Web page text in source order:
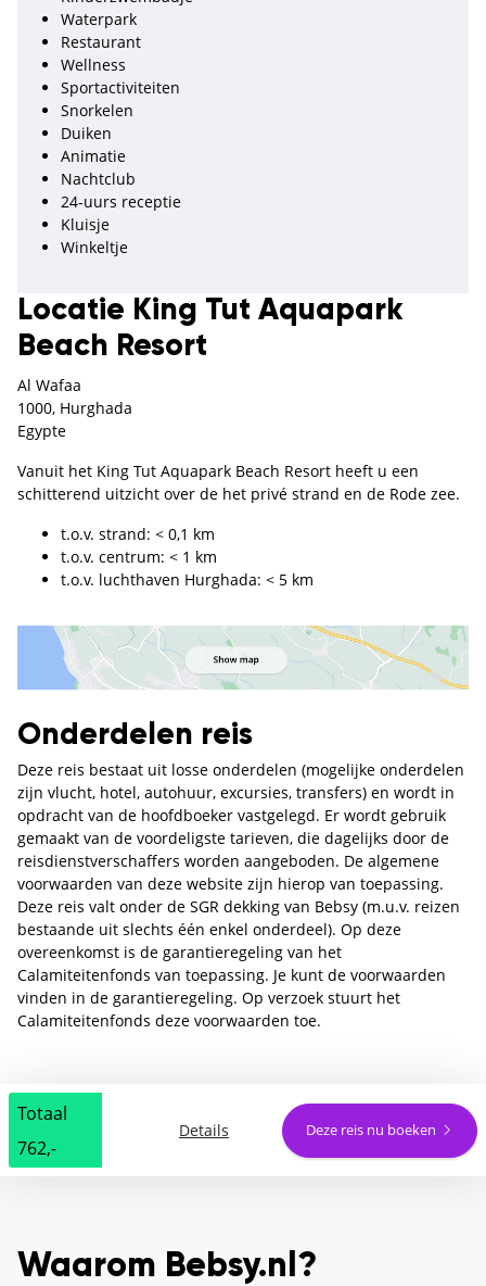
Waterpark
Restaurant
Wellness
Sportactiviteiten
Snorkelen
Duiken
Animatie
Nachtclub
24-uurs receptie
Kluisje
Winkeltje
Locatie King Tut Aquapark
Beach Resort
Al Wafaa
1000, Hurghada
Egypte
Vanuit het King Tut Aquapark Beach Resort heeft u een
schitterend uitzicht over de het privé strand en de Rode zee.
t.o.v. strand: < 0,1 km
t.o.v. centrum: < 1 km
t.o.v. luchthaven Hurghada: < 5 km
Onderdelen reis
Deze reis bestaat uit losse onderdelen (mogelijke onderdelen
zijn vlucht, hotel, autohuur, excursies, transfers) en wordt in
opdracht van de hoofdboeker vastgelegd. Er wordt gebruik
gemaakt van de voordeligste tarieven, die dagelijks door de
reisdienstverschaffers worden aangeboden. De algemene
voorwaarden van deze website zijn hierop van toepassing.
Deze reis valt onder de SGR dekking van Bebsy (m.u.v. reizen
bestaande uit slechts één enkel onderdeel). Op deze
overeenkomst is de garantieregeling van het
Calamiteitenfonds van toepassing. Je kunt de voorwaarden
vinden in de garantieregeling. Op verzoek stuurt het
Calamiteitenfonds deze voorwaarden toe.
Totaal
762,-
Details Deze reis nu boeken
Waarom Bebsy.nl?